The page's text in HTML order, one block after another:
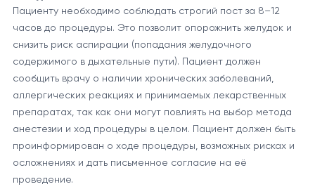
Удаление инородных тел из пищевода и желудка относится
к эндоскопическим процедурам, используемым для
извлечения случайно проглоченных или застрявших
предметов, таких как монеты, батарейки, кости или другие
сложности, что указывает на ее умеренный уровень
Процесс удаления инородных тел
Процедура удаления инородных тел из пищевода и желудка
обычно проводится под общей анестезией или седацией.
Врач-эндоскопист вводит гибкий эндоскоп через рот
пациента и визуально обследует пищевод и желудок, чтобы
обнаружить и идентифицировать инородное тело. Затем,
Этот процесс требует особой осторожности и навыков,
чтобы избежать повреждения тканей пищевода или
Пациенту необходимо соблюдать строгий пост за 8–12
часов до процедуры. Это позволит опорожнить желудок и
снизить риск аспирации (попадания желудочного
содержимого в дыхательные пути). Пациент должен
сообщить врачу о наличии хронических заболеваний,
аллергических реакциях и принимаемых лекарственных
препаратах, так как они могут повлиять на выбор метода
анестезии и ход процедуры в целом. Пациент должен быть
проинформирован о ходе процедуры, возможных рисках и
осложнениях и дать письменное согласие на её
проведение.